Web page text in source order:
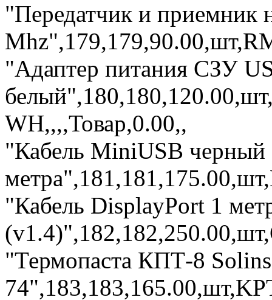
"Передатчик и приемник
"Адаптер питания СЗУ
WH,,,,Товар,0.00,,
"Кабель MiniUSB черный
"Кабель DisplayPort 1
"Термопаста КПТ-8